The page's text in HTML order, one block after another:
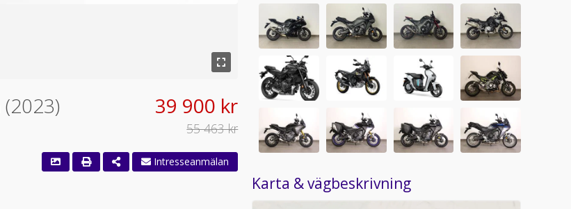
(2023) 39 900 kr
55 463 kr
Intresseanmälan
Karta & vägbeskrivning